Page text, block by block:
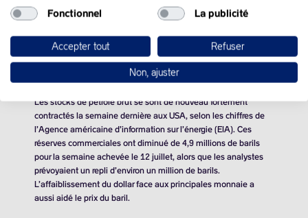
noir ont aussi été propulsés par un dollar plus faible.
Le prix du baril de Brent de la mer du Nord pour livraison en
septembre a gagné 1.61% à 85.08 dollars. Son équivalent
américain, le baril de West Texas Intermediaite (WTI) pour
livraison en août a bondi de 2.58% à 82.85.
Les stocks de pétrole brut se sont de nouveau fortement
contractés la semaine dernière aux USA, selon les chiffres de
l’Agence américaine d’information sur l’énergie (EIA). Ces
réserves commerciales ont diminué de 4,9 millions de barils
pour la semaine achevée le 12 juillet, alors que les analystes
prévoyaient un repli d’environ un million de barils.
L’affaiblissement du dollar face aux principales monnaie a
aussi aidé le prix du baril.
Fonctionnel La publicité
Accepter tout Refuser
Non, ajuster